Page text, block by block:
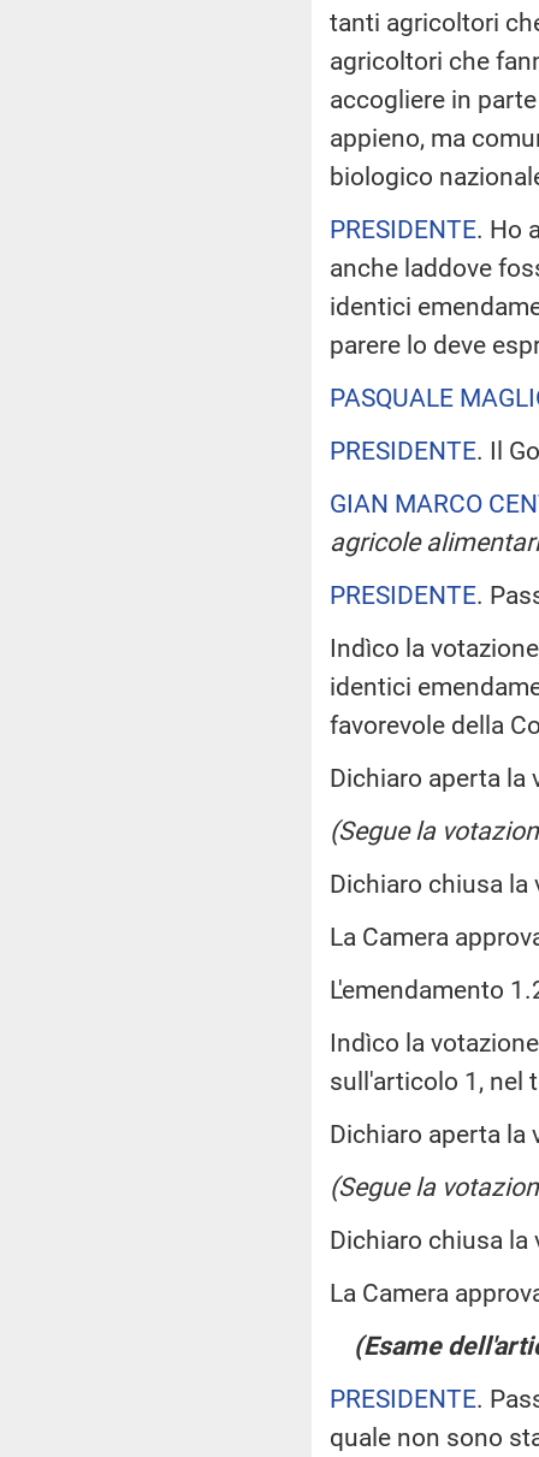
tanti agricoltori
agricoltori che
accogliere in
appieno, ma
biologico
PRESIDENTE. Ho
anche laddove
identici
parere lo deve
PASQUALE
PRESIDENTE. Il
GIAN MARCO
agricole
PRESIDENTE.
Indìco la
identici
favorevole della
Dichiaro aperta la
(Segue la
Dichiaro chiusa la
La Camera
L'emendamento
Indìco la
sull'articolo 1, nel
Dichiaro aperta la
(Segue la
Dichiaro chiusa la
La Camera
(Esame
PRESIDENTE.
quale non sono